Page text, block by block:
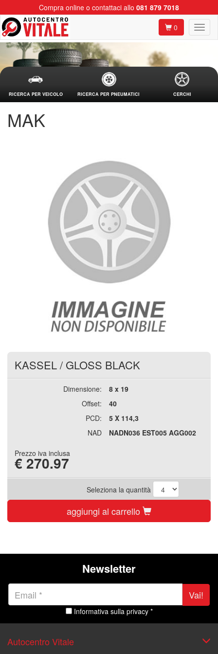
Compra online o contattaci allo 081 879 7018
0
RICERCA PER VEICOLO RICERCA PER PNEUMATICI CERCHI
MAK
KASSEL/ GLOSS BLACK
Dimensione:
8 x 19
Offset:
40
PCD:
5 X 114,3
NAD
NADN036 EST005 AGG002
Prezzo iva inclusa
€ 270.97
Seleziona la quantità
aggiungi al carrello
Newsletter
Vai!
Informativa sulla privacy *
Autocentro Vitale